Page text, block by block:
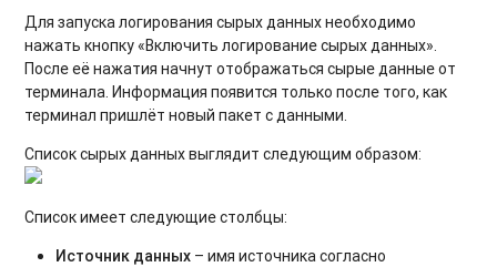
Для запуска логирования сырых данных необходимо
нажать кнопку «Включить логирование сырых данных».
После её нажатия начнут отображаться сырые данные от
терминала. Информация появится только после того, как
терминал пришлёт новый пакет с данными.
Список сырых данных выглядит следующим образом:
Список имеет следующие столбцы:
Источник данных – имя источника согласно